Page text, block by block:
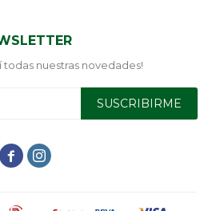
todas nuestras novedades!
SUSCRIBIRME
 